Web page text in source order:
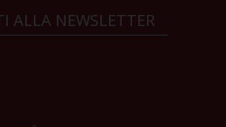
ALLA NEWSLETTER